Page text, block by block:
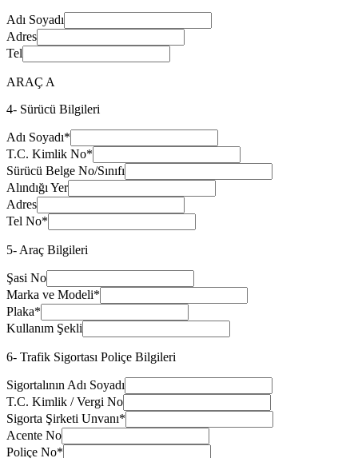
Adı Soyadı
Adres
Tel
ARAÇ A
4- Sürücü Bilgileri
Adı Soyadı*
T.C. Kimlik No*
Sürücü Belge No/Sınıfı
Alındığı Yer
Adres
Tel No*
5- Araç Bilgileri
Şasi No
Marka ve Modeli*
Plaka*
Kullanım Şekli
6- Trafik Sigortası Poliçe Bilgileri
Sigortalının Adı Soyadı
T.C. Kimlik / Vergi No
Sigorta Şirketi Unvanı*
Acente No
Poliçe No*